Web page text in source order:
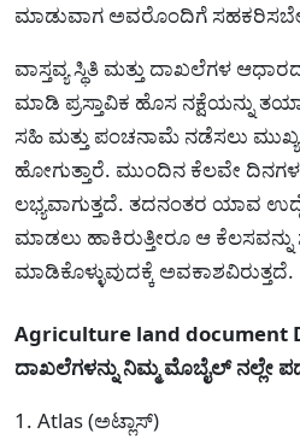
ಮಾಡುವಾಗ ಅವರೊಂದಿಗೆ
ವಾಸ್ತವ್ಯ ಸ್ಥಿತಿ ಮತ್ತು ದಾಖಲೆಗಳ
ಮಾಡಿ ಪ್ರಸ್ತಾವಿಕ ಹೊಸ ನಕ್ಷೆಯನ್ನು
ಸಹಿ ಮತ್ತು ಪಂಚನಾಮೆ ನಡೆಸಲು
ಹೋಗುತ್ತಾರೆ. ಮುಂದಿನ ಕೆಲವೇ
ಲಭ್ಯವಾಗುತ್ತದೆ. ತದನಂತರ ಯಾವ
ಮಾಡಲು ಹಾಕಿರುತ್ತೀರೂ ಆ
ಮಾಡಿಕೊಳ್ಳುವುದಕ್ಕೆ ಅವಕಾಶವಿರುತ್ತದೆ.
Agriculture land document
ದಾಖಲೆಗಳನ್ನು ನಿಮ್ಮ ಮೊಬೈಲ್ ನಲ್ಲೇ
1. Atlas (ಅಟ್ಲಾಸ್)